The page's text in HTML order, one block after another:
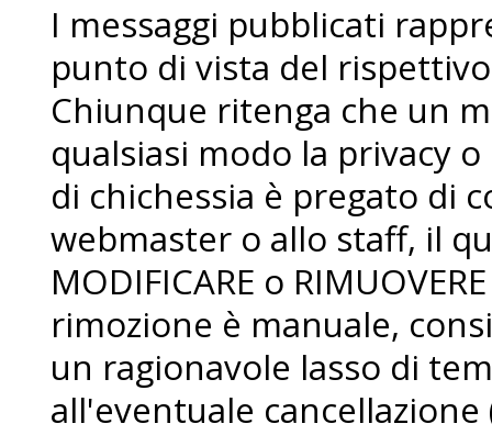
I messaggi pubblicati
punto di vista del
Chiunque ritenga che un
qualsiasi modo la privacy
di chichessia è pregato di
webmaster o allo staff, il
MODIFICARE o
rimozione è manuale,
un ragionavole lasso di
all'eventuale cancellazione